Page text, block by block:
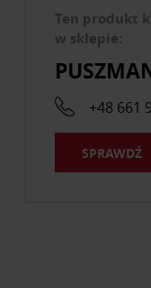
Ten produkt
w sklepie:
+48 661
SPRAWDŹ